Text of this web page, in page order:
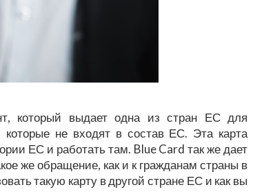
который выдает одна из стран ЕС для
которые не входят в состав ЕС. Эта карта
ЕС и работать там. Blue Card так же дает
же обращение, как и к гражданам страны в
такую карту в другой стране ЕС и как вы